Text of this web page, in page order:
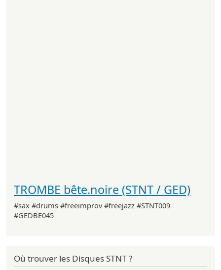
TROMBE bête.noire (STNT / GED)
#sax #drums #freeimprov #freejazz #STNT009
#GEDBE045
Où trouver les Disques STNT ?